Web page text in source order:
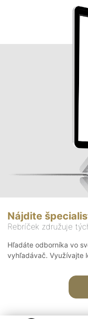
Nájdite
Rebríček združuje
Hľadáte odborníka vo
vyhľadávač. Využívajte